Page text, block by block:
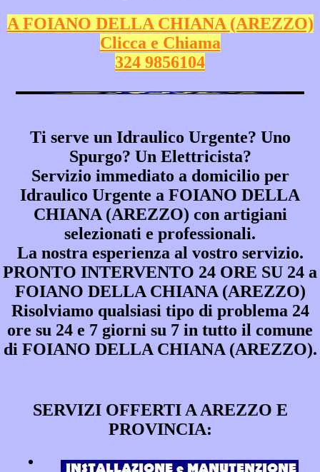
A FOIANO DELLA CHIANA (AREZZO)
Clicca e Chiama
324 9856104
Ti serve un Idraulico Urgente? Uno
Spurgo? Un Elettricista?
Servizio immediato a domicilio per
Idraulico Urgente a FOIANO DELLA
CHIANA (AREZZO) con artigiani
selezionati e professionali.
La nostra esperienza al vostro servizio.
PRONTO INTERVENTO 24 ORE SU 24 a
FOIANO DELLA CHIANA (AREZZO)
Risolviamo qualsiasi tipo di problema 24
ore su 24 e 7 giorni su 7 in tutto il comune
di FOIANO DELLA CHIANA (AREZZO).
SERVIZI OFFERTI A AREZZO E
PROVINCIA: